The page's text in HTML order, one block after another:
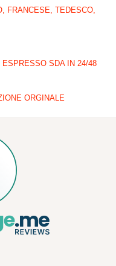
FRANCESE, TEDESCO,
SDA IN 24/48
ORGINALE